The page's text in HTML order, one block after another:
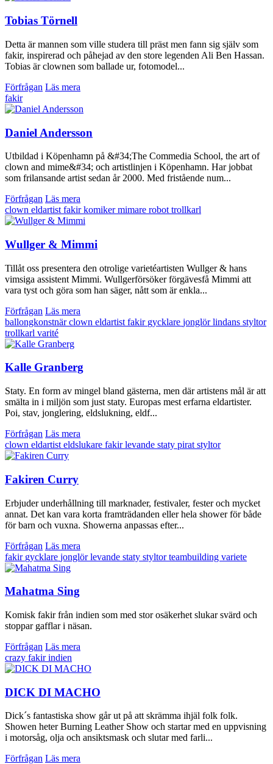
Tobias Törnell
Detta är mannen som ville studera till präst men fann sig själv som
fakir, inspirerad och påhejad av den store legenden Ali Ben Hassan.
Tobias är clownen som ballade ur, fotomodel...
Förfrågan Läs mera
fakir
Daniel Andersson
Utbildad i Köpenhamn på &#34;The Commedia School, the art of
clown and mime&#34; och artistlinjen i Köpenhamn. Har jobbat
som frilansande artist sedan år 2000. Med fristående num...
Förfrågan Läs mera
clown eldartist fakirkomikermimare robot trollkarl
Wullger & Mimmi
Tillåt oss presentera den otrolige varietéartisten Wullger & hans
vimsiga assistent Mimmi. Wullgerförsöker förgävesfå Mimmi att
vara tyst och göra som han säger, nått som är enkla...
Förfrågan Läs mera
ballongkonstnärclown eldartist fakir gycklare jonglörlindans styltor
trollkarl varité
Kalle Granberg
Staty. En form av mingel bland gästerna, men där artistens mål är att
smälta in i miljön som just staty. Europas mest erfarna eldartister.
Poi, stav, jonglering, eldslukning, eldf...
Förfrågan Läs mera
clown eldartist eldslukare fakirlevande staty pirat styltor
Fakiren Curry
Erbjuder underhållning till marknader, festivaler, fester och mycket
annat. Det kan vara korta framträdanden eller hela shower för både
för barn och vuxna. Showerna anpassas efter...
Förfrågan Läs mera
fakir gycklare jonglörlevande staty styltorteambuilding variete
Mahatma Sing
Komisk fakir från indien som med stor osäkerhet slukar svärd och
stoppar gafflar i näsan.
Förfrågan Läs mera
crazy fakirindien
DICK DI MACHO
Dick´s fantastiska show går ut på att skrämma ihjäl folk folk.
Showen heter Burning Leather Show och startar med en uppvisning
i motorsåg, olja och ansiktsmask och slutar med farli...
Förfrågan Läs mera